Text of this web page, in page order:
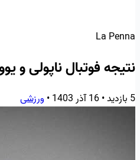
La Penna
نتیجه فوتبال ناپولی و
5 بازدید •16 آذر 1403 • ورزشی